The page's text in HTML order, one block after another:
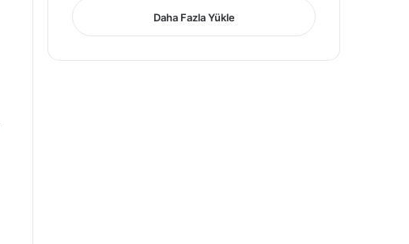
Daha Fazla Yükle